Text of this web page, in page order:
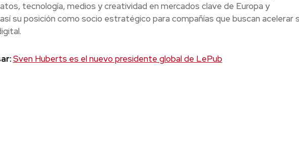
tecnología, medios y creatividad en mercados clave de Europa y
su posición como socio estratégico para compañías que buscan acelerar
Sven Huberts es el nuevo presidente global de LePub